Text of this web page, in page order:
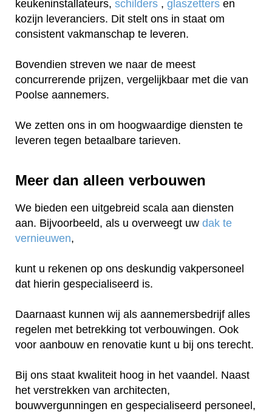
keukeninstallateurs, schilders , glaszetters en
kozijn leveranciers. Dit stelt ons in staat om
consistent vakmanschap te leveren.
Bovendien streven we naar de meest
concurrerende prijzen, vergelijkbaar met die van
Poolse aannemers.
We zetten ons in om hoogwaardige diensten te
leveren tegen betaalbare tarieven.
Meer dan alleen verbouwen
We bieden een uitgebreid scala aan diensten
aan. Bijvoorbeeld, als u overweegt uw dak te
vernieuwen,
kunt u rekenen op ons deskundig vakpersoneel
dat hierin gespecialiseerd is.
Daarnaast kunnen wij als aannemersbedrijf alles
regelen met betrekking tot verbouwingen. Ook
voor aanbouw en renovatie kunt u bij ons terecht.
Bij ons staat kwaliteit hoog in het vaandel. Naast
het verstrekken van architecten,
bouwvergunningen en gespecialiseerd personeel,